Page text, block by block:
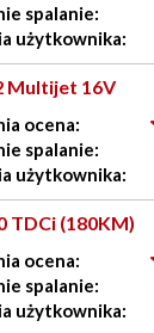
spalanie:
użytkownika:
Multijet 16V
ocena:
spalanie:
użytkownika:
TDCi (180KM)
ocena:
spalanie:
użytkownika: